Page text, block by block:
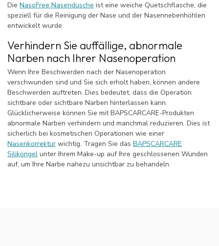
Die NasoFree Nasendusche ist eine weiche Quetschflasche, die
speziell für die Reinigung der Nase und der Nasennebenhöhlen
entwickelt wurde.
Verhindern Sie auffällige, abnormale
Narben nach Ihrer Nasenoperation
Wenn Ihre Beschwerden nach der Nasenoperation
verschwunden sind und Sie sich erholt haben, können andere
Beschwerden auftreten. Dies bedeutet, dass die Operation
sichtbare oder sichtbare Narben hinterlassen kann.
Glücklicherweise können Sie mit BAPSCARCARE-Produkten
abnormale Narben verhindern und manchmal reduzieren. Dies ist
sicherlich bei kosmetischen Operationen wie einer
Nasenkorrektur wichtig. Tragen Sie das BAPSCARCARE
Silikongel unter Ihrem Make-up auf Ihre geschlossenen Wunden
auf, um Ihre Narbe nahezu unsichtbar zu behandeln.